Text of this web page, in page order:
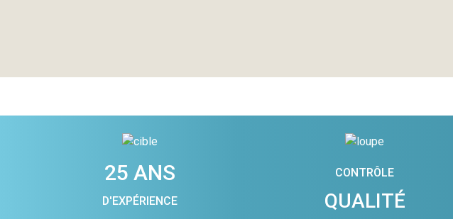
25 ANS
D'EXPÉRIENCE
CONTRÔLE
QUALITÉ